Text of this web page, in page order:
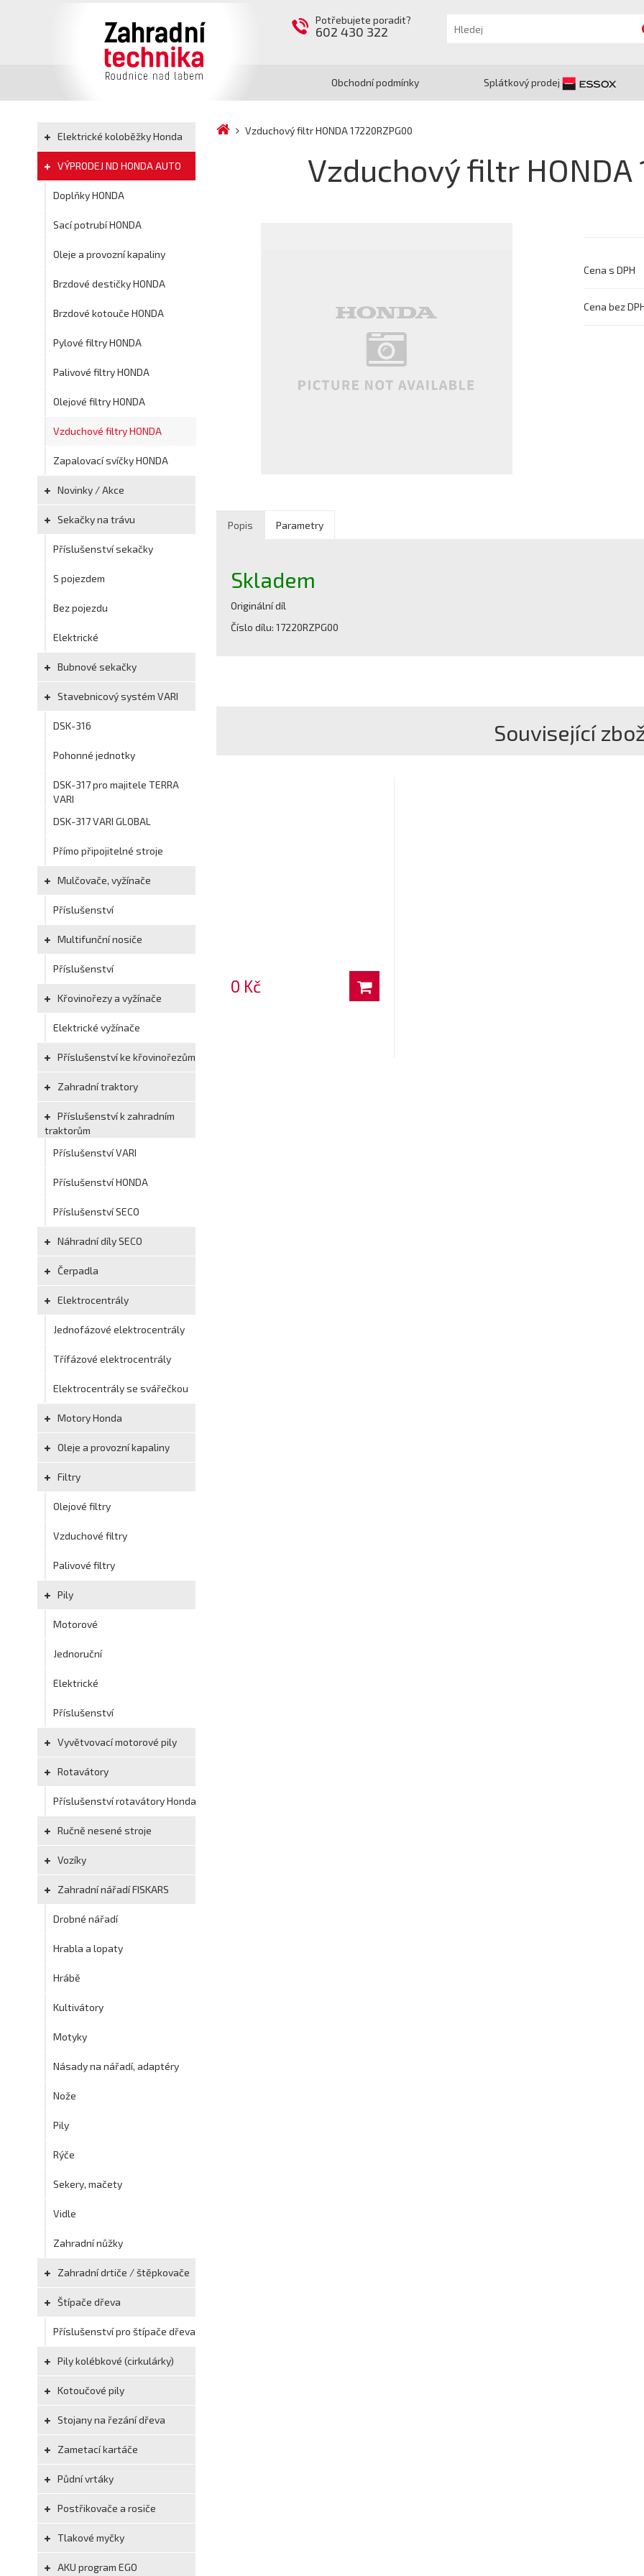
Potřebujete poradit?
602 430 322
Obchodní podmínky Splátkový prodej
Elektrické koloběžky Honda
VÝPRODEJ ND HONDA AUTO
Doplňky HONDA
Sací potrubí HONDA
Oleje a provozní kapaliny
Brzdové destičky HONDA
Brzdové kotouče HONDA
Pylové filtry HONDA
Palivové filtry HONDA
Olejové filtry HONDA
Vzduchové filtry HONDA
Zapalovací svíčky HONDA
Novinky / Akce
Sekačky na trávu
Příslušenství sekačky
S pojezdem
Bez pojezdu
Elektrické
Bubnové sekačky
Stavebnicový systém VARI
DSK-316
Pohonné jednotky
DSK-317 pro majitele TERRA
VARI
DSK-317 VARI GLOBAL
Přímo připojitelné stroje
Mulčovače, vyžínače
Příslušenství
Multifunční nosiče
Příslušenství
Křovinořezy a vyžínače
Elektrické vyžínače
Příslušenství ke křovinořezům
Zahradní traktory
Příslušenství k zahradním
traktorům
Příslušenství VARI
Příslušenství HONDA
Příslušenství SECO
Náhradní díly SECO
Čerpadla
Elektrocentrály
Jednofázové elektrocentrály
Třífázové elektrocentrály
Elektrocentrály se svářečkou
Motory Honda
Oleje a provozní kapaliny
Filtry
Olejové filtry
Vzduchové filtry
Palivové filtry
Pily
Motorové
Jednoruční
Elektrické
Příslušenství
Vyvětvovací motorové pily
Rotavátory
Příslušenství rotavátory Honda
Ručně nesené stroje
Vozíky
Zahradní nářadí FISKARS
Drobné nářadí
Hrabla a lopaty
Hrábě
Kultivátory
Motyky
Násady na nářadí, adaptéry
Nože
Pily
Rýče
Sekery, mačety
Vidle
Zahradní nůžky
Zahradní drtiče / štěpkovače
Štípače dřeva
Příslušenství pro štípače dřeva
Pily kolébkové (cirkulárky)
Kotoučové pily
Stojany na řezání dřeva
Zametací kartáče
Půdní vrtáky
Postřikovače a rosiče
Tlakové myčky
AKU program EGO
Vzduchový filtr HONDA 17220RZPG00
Vzduchový filtr HONDA
Cena s DPH
Cena bez
Popis Parametry
Skladem
Originální díl
Číslo dílu: 17220RZPG00
Související
0 Kč